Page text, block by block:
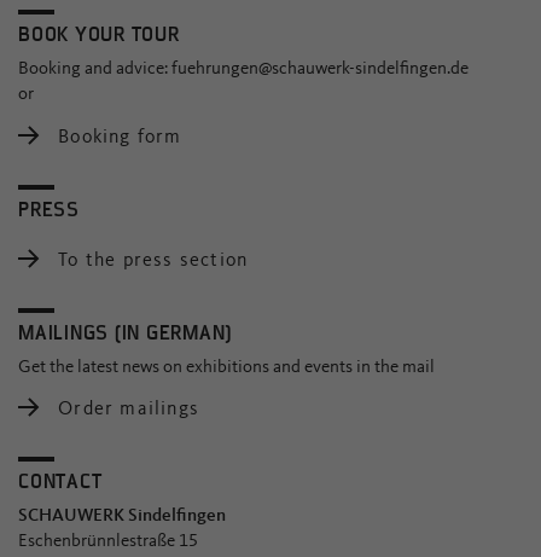
BOOK YOUR TOUR
Booking and advice: fuehrungen@schauwerk-sindelfingen.de
or
Booking form
PRESS
To the press section
MAILINGS (IN GERMAN)
Get the latest news on exhibitions and events in the mail
Order mailings
CONTACT
SCHAUWERK Sindelfingen
Eschenbrünnlestraße 15